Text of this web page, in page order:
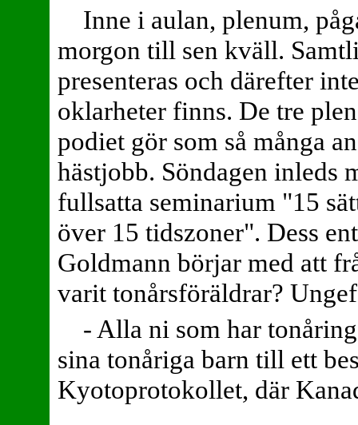
Inne i aulan, plenum,
morgon till sen kväll.
presenteras och därefter
oklarheter finns. De tre
podiet gör som så många
hästjobb. Söndagen inleds
fullsatta seminarium "15
över 15 tidszoner". Dess
Goldmann börjar med att
varit tonårsföräldrar?
- Alla ni som har
sina tonåriga barn till ett
Kyotoprotokollet, där